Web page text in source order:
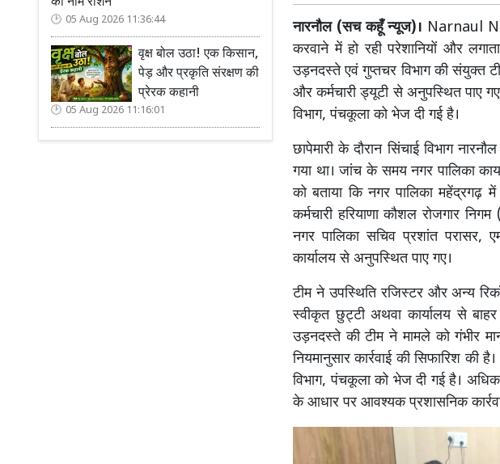
05 Aug 2026 11:36:44
वृक्ष बोल उठा! एक किसान,
पेड़ और प्रकृति संरक्षण की
प्रेरक कहानी
05 Aug 2026 11:16:01
नारनौल (सच कहूँ न्यूज)। Narnaul
करवाने में हो रही परेशानियों और
उड़नदस्ते एवं गुप्तचर विभाग की संयुक्त
और कर्मचारी ड्यूटी से अनुपस्थित पाए
विभाग, पंचकूला को भेज दी गई है।
छापेमारी के दौरान सिंचाई विभाग
गया था। जांच के समय नगर पालिका
को बताया कि नगर पालिका महेंद्रगढ़
कर्मचारी हरियाणा कौशल रोजगार
नगर पालिका सचिव प्रशांत परासर,
कार्यालय से अनुपस्थित पाए गए।
टीम ने उपस्थिति रजिस्टर और अन्य
स्वीकृत छुट्टी अथवा कार्यालय से
उड़नदस्ते की टीम ने मामले को गंभीर
नियमानुसार कार्रवाई की सिफारिश की
विभाग, पंचकूला को भेज दी गई है।
के आधार पर आवश्यक प्रशासनिक